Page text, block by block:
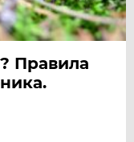
Правила